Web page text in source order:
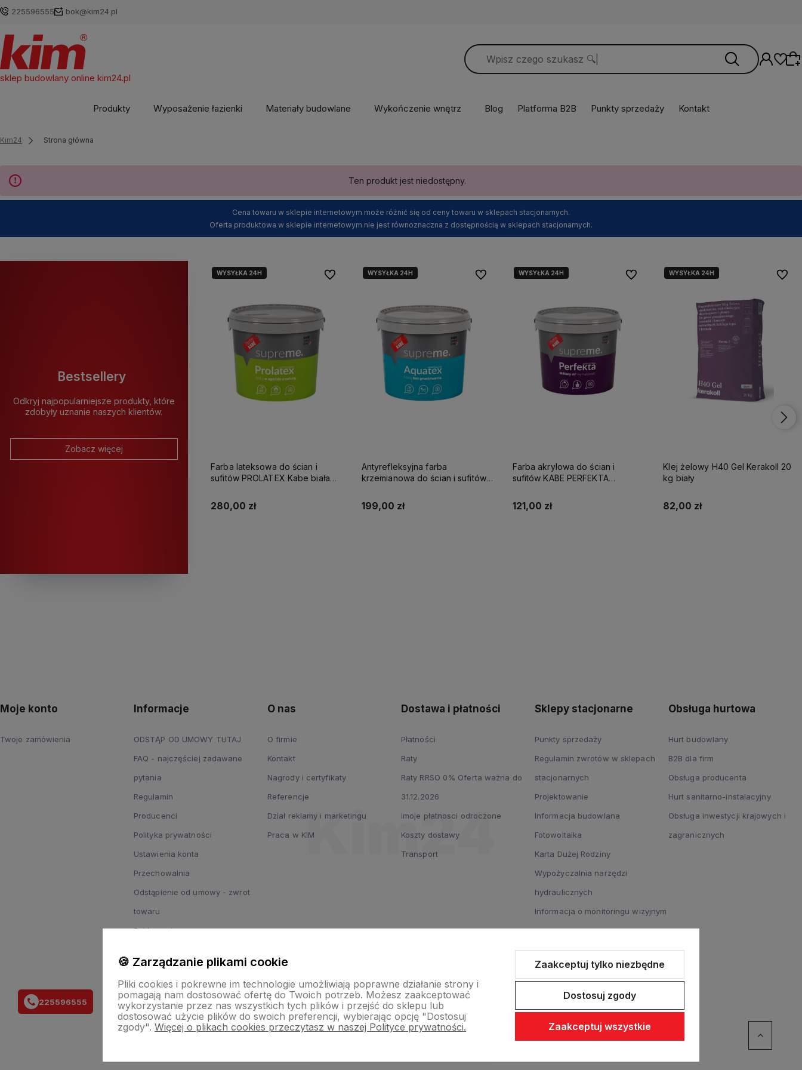
225596555 bok@kim24.pl
225596555
sklep budowlany online kim24.pl
oferty lub zaloguj się, aby przywrócić dodane
Produkty Wyposażenie łazienki Materiały budowlane Wykończenie wnętrz Blog Platforma B2B Punkty sprzedaży Kontakt
Kim24 Strona główna
Ten produkt jest niedostępny.
Cena towaru w sklepie internetowym może różnić się od ceny towaru w sklepach stacjonarnych.
Oferta produktowa w sklepie internetowym nie jest równoznaczna z dostępnością w sklepach stacjonarnych.
Bestsellery
Odkryj najpopularniejsze produkty, które
zdobyły uznanie naszych klientów.
Zobacz więcej
WYSYŁKA 24H
Farba lateksowa do ścian i
sufitów PROLATEX Kabe biała
280,00 zł
Do ulubionychWYSYŁKA 24H
Antyrefleksyjna farba
krzemianowa do ścian i sufitów
BAZA A MAT
199,00 zł
Do ulubionychWYSYŁKA 24H
Farba akrylowa do ścian i
sufitów KABE PERFEKTA
121,00 zł
Do ulubionychWYSYŁKA 24H
Klej żelowy H40 Gel Kerakoll 20
kg biały
82,00 zł
Do
Moje konto
Twoje zamówienia
Informacje
ODSTĄP OD UMOWY TUTAJ
FAQ - najczęściej zadawane
pytania
Regulamin
Producenci
Polityka prywatności
Ustawienia konta
Przechowalnia
Odstąpienie od umowy - zwrot
towaru
Reklamacje
Regulamin zapisu do newslettera
O nas
O firmie
Kontakt
Nagrody i certyfikaty
Referencje
Dział reklamy i marketingu
Praca w KIM
Dostawa i płatności
Płatności
Raty
Raty RRSO 0% Oferta ważna do
31.12.2026
imoje płatnosci odroczone
Koszty dostawy
Transport
Sklepy stacjonarne
Punkty sprzedaży
Regulamin zwrotów w sklepach
stacjonarnych
Projektowanie
Informacja budowlana
Fotowoltaika
Karta Dużej Rodziny
Wypożyczalnia narzędzi
hydraulicznych
Informacja o monitoringu wizyjnym
Obsługa hurtowa
Hurt budowlany
B2B dla firm
Obsługa producenta
Hurt sanitarno-instalacyjny
Obsługa inwestycji krajowych i
zagranicznych
🍪 Zarządzanie plikami cookie
Pliki cookies i pokrewne im technologie umożliwiają poprawne działanie strony i
pomagają nam dostosować ofertę do Twoich potrzeb. Możesz zaakceptować
wykorzystanie przez nas wszystkich tych plików i przejść do sklepu lub
dostosować użycie plików do swoich preferencji, wybierając opcję "Dostosuj
zgody". Więcej o plikach cookies przeczytasz w naszej Polityce prywatności.
Zaakceptuj tylko niezbędne
Dostosuj zgody
Zaakceptuj wszystkie